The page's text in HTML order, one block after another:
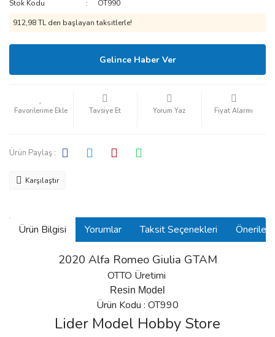
Stok Kodu
OT990
912,98 TL den başlayan taksitlerle!
Gelince Haber Ver
Tavsiye Et Yorum Yaz Fiyat Alarmı
Ürün Paylaş :
Karşılaştır
Ürün Bilgisi Yorumlar Taksit Seçenekleri
2020 Alfa Romeo Giulia GTAM
OTTO Üretimi
Resin Model
Ürün Kodu : OT990
Lider Model Hobby Store